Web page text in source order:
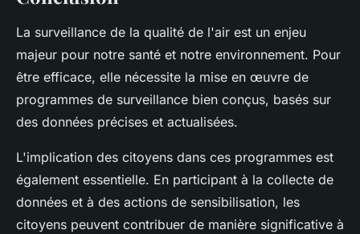
La surveillance de la qualité de l'air est un enjeu
majeur pour notre santé et notre environnement. Pour
être efficace, elle nécessite la mise en œuvre de
programmes de surveillance bien conçus, basés sur
des données précises et actualisées.
L'implication des citoyens dans ces programmes est
également essentielle. En participant à la collecte de
données et à des actions de sensibilisation, les
citoyens peuvent contribuer de manière significative à